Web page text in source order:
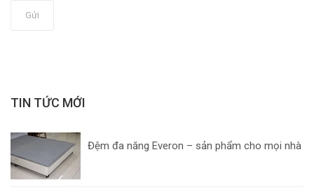
Gửi
TIN TỨC MỚI
Đệm đa năng Everon – sản phẩm cho mọi nhà